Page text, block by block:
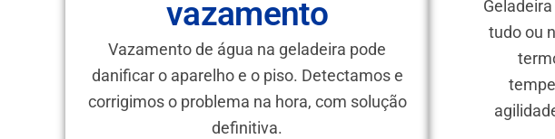
vazamento
Vazamento de água na geladeira pode
danificar o aparelho e o piso. Detectamos e
corrigimos o problema na hora, com solução
definitiva.
tudo ou